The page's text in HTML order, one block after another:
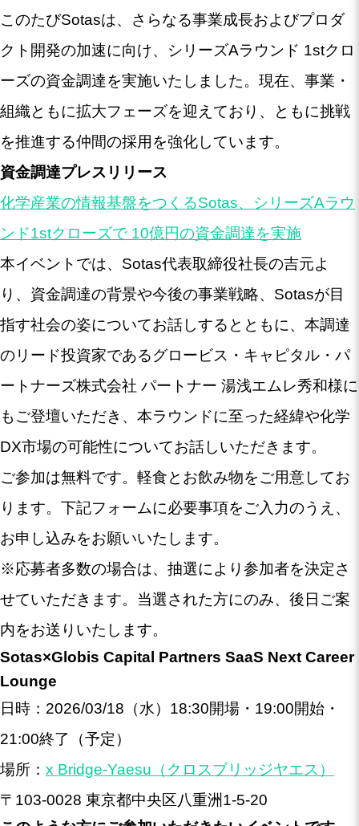
このたびSotasは、さらなる事業成長およびプロダ
クト開発の加速に向け、シリーズAラウンド 1stクロ
ーズの資金調達を実施いたしました。現在、事業・
組織ともに拡大フェーズを迎えており、ともに挑戦
を推進する仲間の採用を強化しています。
資金調達プレスリリース
化学産業の情報基盤をつくるSotas、シリーズAラウ
ンド1stクローズで 10億円の資金調達を実施
本イベントでは、Sotas代表取締役社長の吉元よ
り、資金調達の背景や今後の事業戦略、Sotasが目
指す社会の姿についてお話しするとともに、本調達
のリード投資家であるグロービス・キャピタル・パ
ートナーズ株式会社 パートナー 湯浅エムレ秀和様に
もご登壇いただき、本ラウンドに至った経緯や化学
DX市場の可能性についてお話しいただきます。
ご参加は無料です。軽食とお飲み物をご用意してお
ります。下記フォームに必要事項をご入力のうえ、
お申し込みをお願いいたします。
※応募者多数の場合は、抽選により参加者を決定さ
せていただきます。当選された方にのみ、後日ご案
内をお送りいたします。
Sotas×Globis Capital Partners SaaS Next Career
Lounge
日時：2026/03/18（水）18:30開場・19:00開始・
21:00終了（予定）
場所： x Bridge-Yaesu（クロスブリッジヤエス）
〒103-0028 東京都中央区八重洲1-5-20